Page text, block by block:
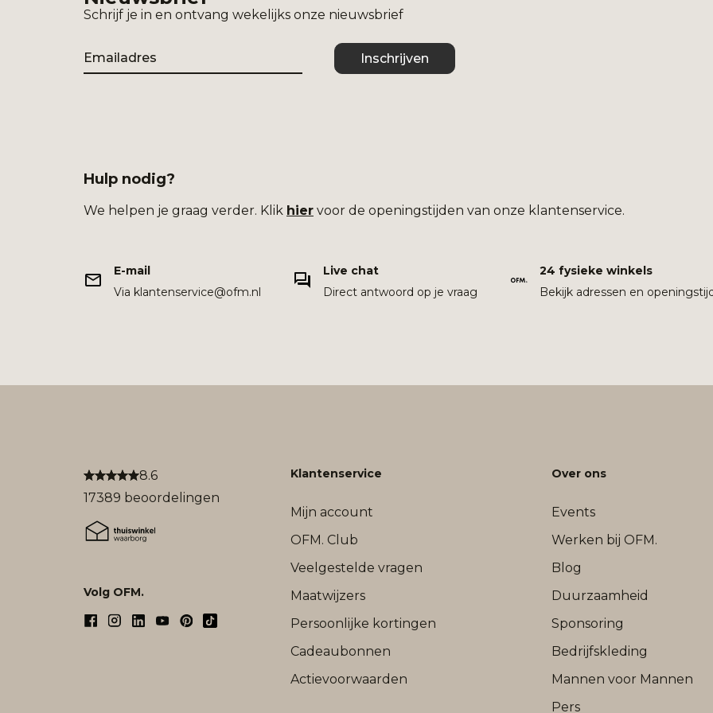
Schrijf je in en ontvang wekelijks onze nieuwsbrief
Email
Inschrijven
Hulp nodig?
We helpen je graag verder. Klik hier voor de openingstijden van onze klantenservice.
E-mail
Via klantenservice@ofm.nl
Live chat
Direct antwoord op je vraag
24 fysieke winkels
Bekijk adressen en
8.6
17389 beoordelingen
Volg OFM.
Klantenservice
Mijn account
OFM. Club
Veelgestelde vragen
Maatwijzers
Persoonlijke kortingen
Cadeaubonnen
Actievoorwaarden
Over ons
Events
Werken bij OFM.
Blog
Duurzaamheid
Sponsoring
Bedrijfskleding
Mannen voor Mannen
Pers